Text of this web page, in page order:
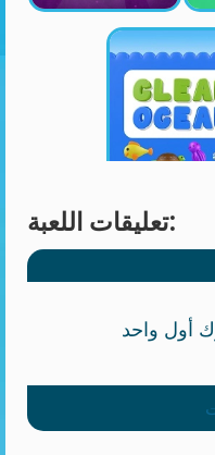
تعليقات اللعبة: